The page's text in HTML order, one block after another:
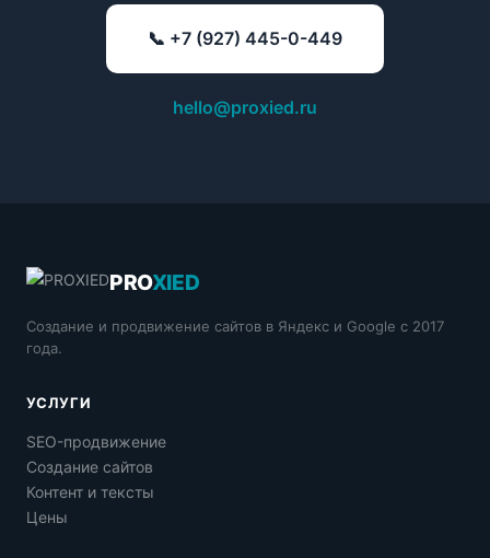
📞 +7 (927) 445-0-449
hello@proxied.ru
PROXIED
Создание и продвижение сайтов в Яндекс и Google с 2017
года.
УСЛУГИ
SEO-продвижение
Создание сайтов
Контент и тексты
Цены